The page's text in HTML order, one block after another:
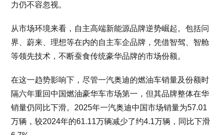
力仍不容忽视。
从市场环境来看，自主高端新能源品牌逆势崛起。包括问
界、蔚来、理想等在内的自主车企品牌，凭借智驾、智舱
等领先技术，不断蚕食传统豪华品牌的市场份额。
在这一趋势影响下，尽管一汽奥迪的燃油车销量及份额时
隔六年重回中国燃油豪华车市场第一，但其品牌整体在华
销量仍同比下滑。2025年一汽奥迪中国市场销量为57.01
万辆，较2024年的61.11万辆减少了约4.1万辆，同比下滑